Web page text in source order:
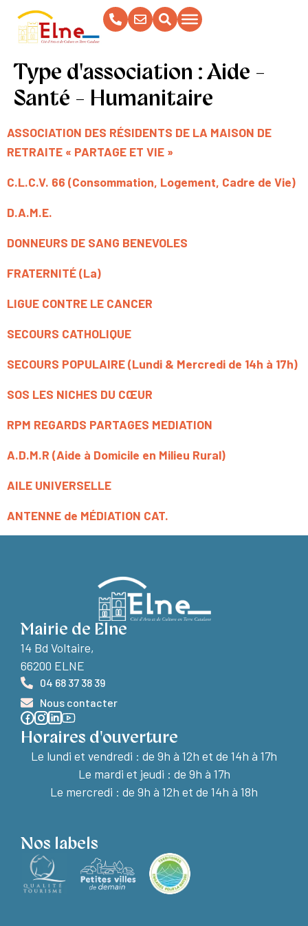
principal
Type d'association :Aide -
Santé - Humanitaire
ASSOCIATION DES RÉSIDENTS DE LA MAISON DE
RETRAITE « PARTAGE ET VIE »
C.L.C.V. 66 (Consommation, Logement, Cadre de Vie)
D.A.M.E.
DONNEURS DE SANG BENEVOLES
FRATERNITÉ (La)
LIGUE CONTRE LE CANCER
SECOURS CATHOLIQUE
SECOURS POPULAIRE (Lundi & Mercredi de 14h à 17h)
SOS LES NICHES DU CŒUR
RPM REGARDS PARTAGES MEDIATION
A.D.M.R (Aide à Domicile en Milieu Rural)
AILE UNIVERSELLE
ANTENNE de MÉDIATION CAT.
Mairie de Elne
14 Bd Voltaire,
66200 ELNE
04 68 37 38 39
Nous contacter
Horaires d'ouverture
Le lundi et vendredi : de 9h à 12h et de 14h à 17h
Le mardi et jeudi : de 9h à 17h
Le mercredi : de 9h à 12h et de 14h à 18h
Nos labels